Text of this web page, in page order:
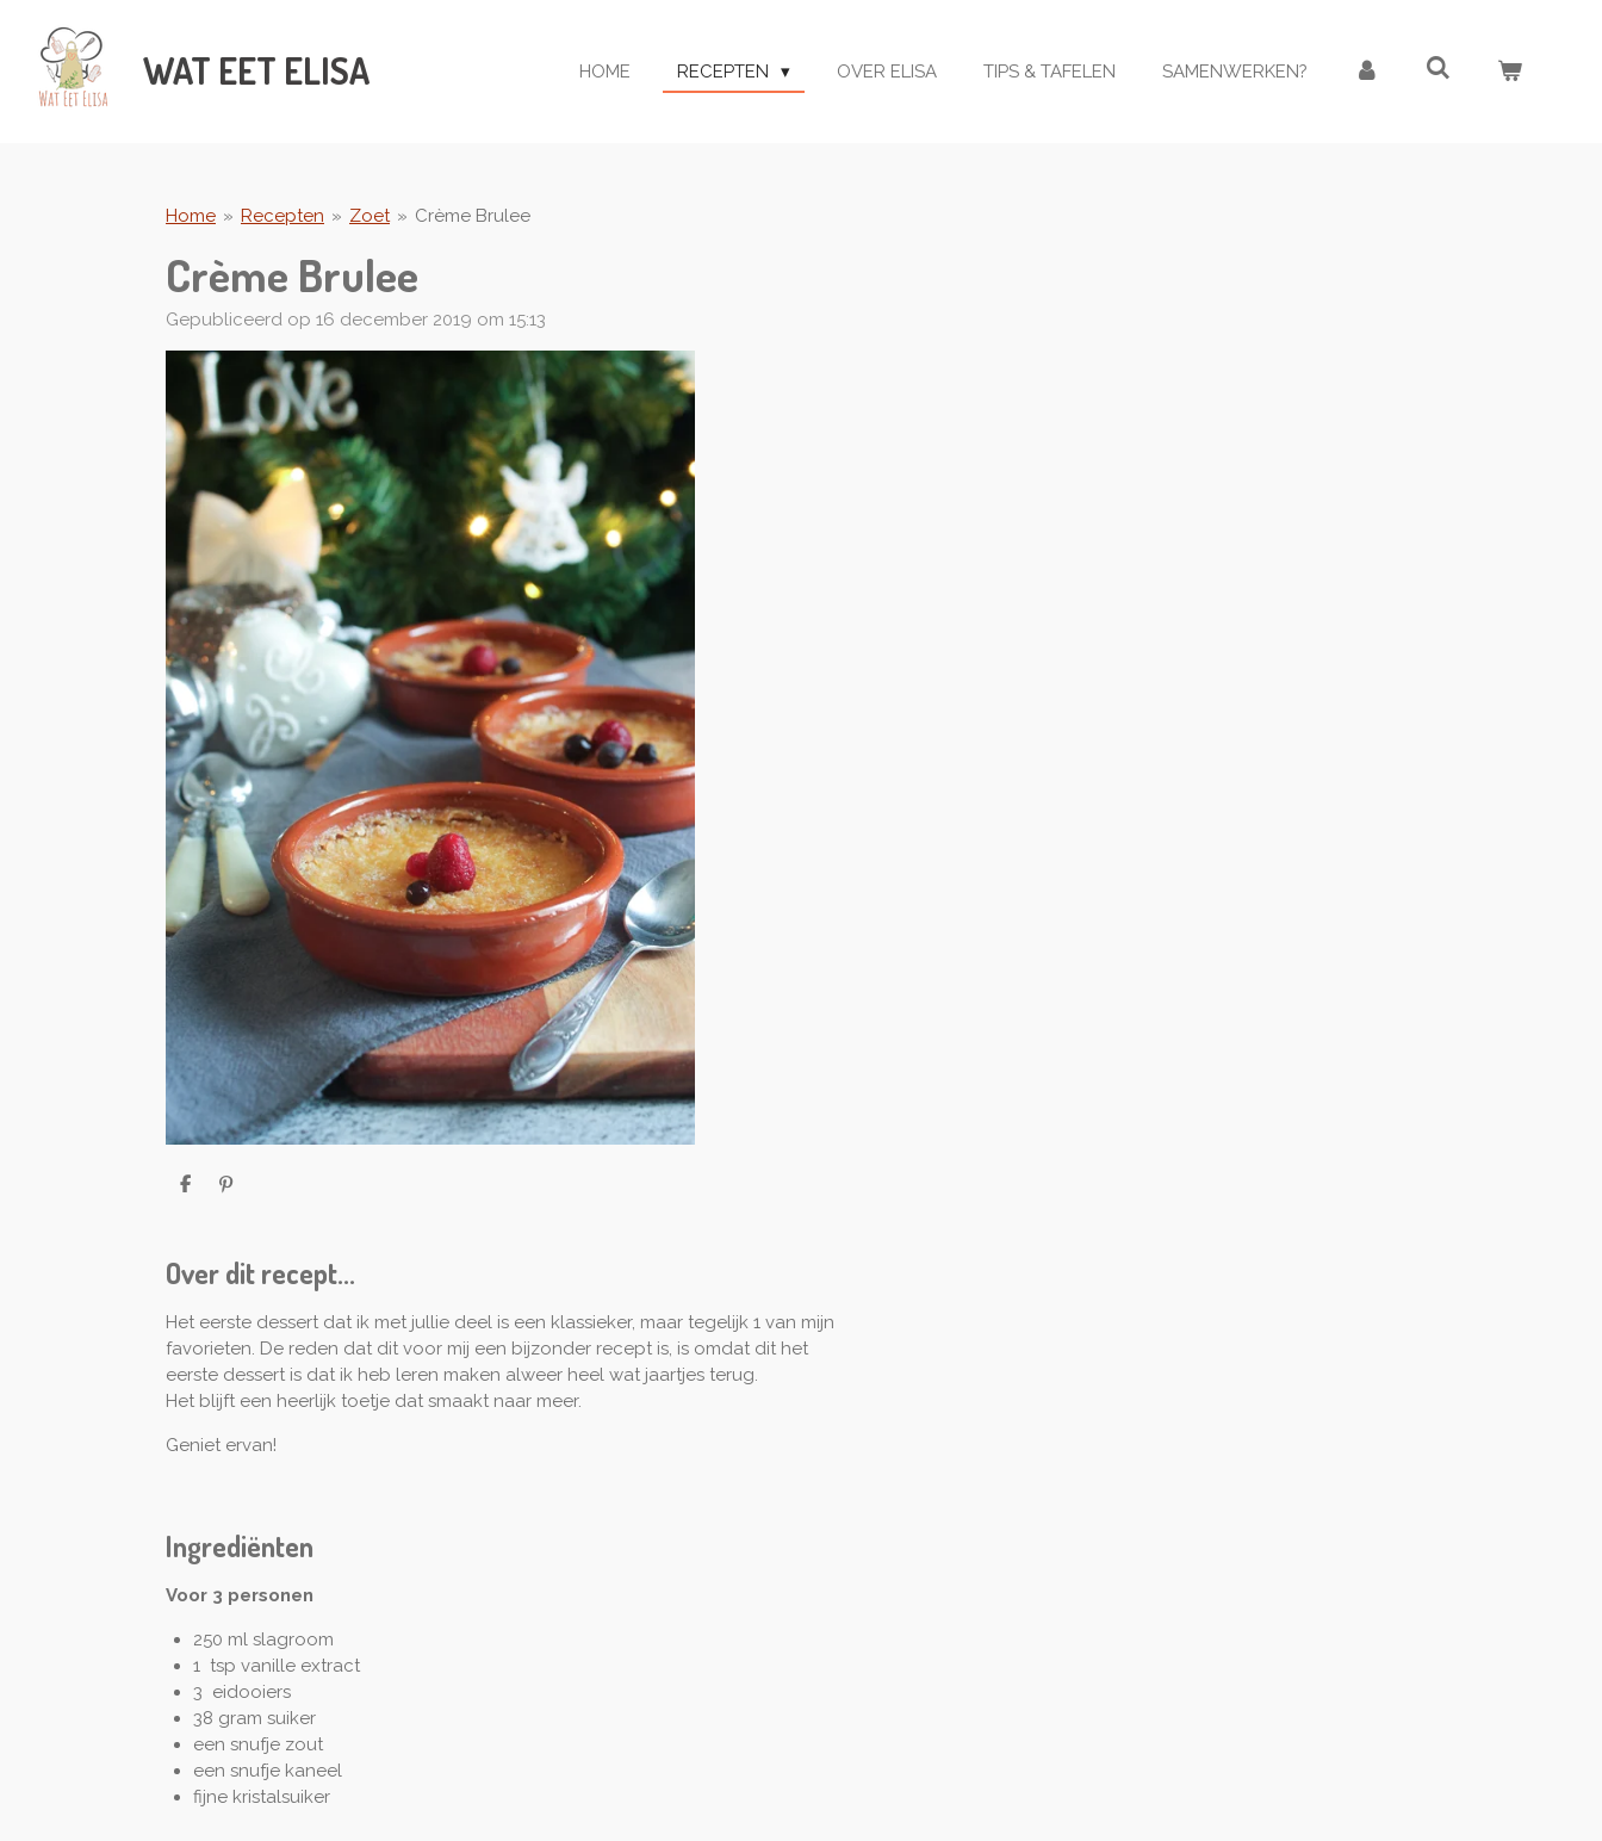
direct
WAT EET ELISA HOME RECEPTEN OVER ELISA TIPS & TAFELEN SAMENWERKEN?
Home » Recepten » Zoet » Crème Brulee
Crème Brulee
Gepubliceerd op 16 december 2019 om 15:13
D
P
n
Over dit recept...
Het eerste dessert dat ik met jullie deel is een klassieker, maar tegelijk 1 van mijn
favorieten. De reden dat dit voor mij een bijzonder recept is, is omdat dit het
eerste dessert is dat ik heb leren maken alweer heel wat jaartjes terug.
Het blijft een heerlijk toetje dat smaakt naar meer.
Geniet ervan!
Ingrediënten
Voor 3 personen
250 ml slagroom
1 tsp vanille extract
3 eidooiers
38 gram suiker
een snufje zout
een snufje kaneel
fijne kristalsuiker